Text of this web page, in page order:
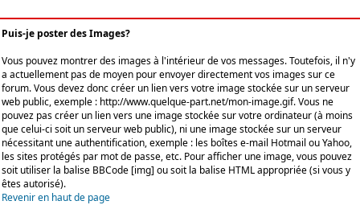
Puis-je poster des Images?
Vous pouvez montrer des images à l'intérieur de vos messages. Toutefois, il n'y
a actuellement pas de moyen pour envoyer directement vos images sur ce
forum. Vous devez donc créer un lien vers votre image stockée sur un serveur
web public, exemple : http://www.quelque-part.net/mon-image.gif. Vous ne
pouvez pas créer un lien vers une image stockée sur votre ordinateur (à moins
que celui-ci soit un serveur web public), ni une image stockée sur un serveur
nécessitant une authentification, exemple : les boîtes e-mail Hotmail ou Yahoo,
les sites protégés par mot de passe, etc. Pour afficher une image, vous pouvez
soit utiliser la balise BBCode [img] ou soit la balise HTML appropriée (si vous y
êtes autorisé).
Revenir en haut de page